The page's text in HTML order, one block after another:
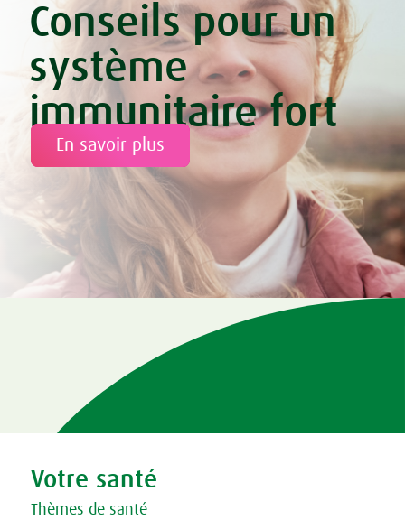
Conseils pour un
système
immunitaire fort
En savoir plus
Votre santé
Thèmes de santé